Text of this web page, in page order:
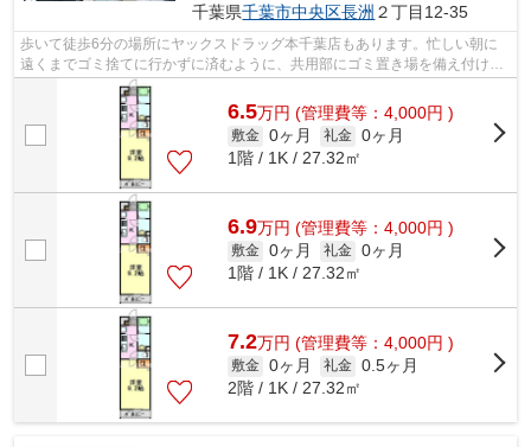
千葉県千葉市中央区長洲 ２丁目12-35
歩いて徒歩6分の場所にヤックスドラッグ本千葉店もあります。忙しい朝に
遠くまでゴミ捨てに行かずに済むように、共用部にゴミ置き場を備え付けて
おります。こちらは初期費用をカードで...
6.5万円 (管理費等：4,000円 )
敷金 0ヶ月 礼金 0ヶ月
1階 / 1K / 27.32㎡
6.9万円 (管理費等：4,000円 )
敷金 0ヶ月 礼金 0ヶ月
1階 / 1K / 27.32㎡
7.2万円 (管理費等：4,000円 )
敷金 0ヶ月 礼金 0.5ヶ月
2階 / 1K / 27.32㎡